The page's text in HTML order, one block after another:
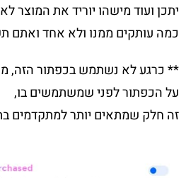
יתכן ועוד מישהו יוריד את המוצר
כמה עותקים ממנו ולא אחד ואתם
** כרגע לא נשתמש בכפתור הזה,
על הכפתור לפני שמשתמשים בו,
זה חלק שמתאים יותר למתקדמים